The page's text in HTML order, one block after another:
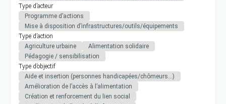
Type d’acteur
Programme d’actions
Mise à disposition d’infrastructures/outils/équipements
Type d’action
Agriculture urbaine
Alimentation solidaire
Pédagogie / sensibilisation
Type d’objectif
Aide et insertion (personnes handicapées/chômeurs…)
Amélioration de l’accès à l’alimentation
Création et renforcement du lien social